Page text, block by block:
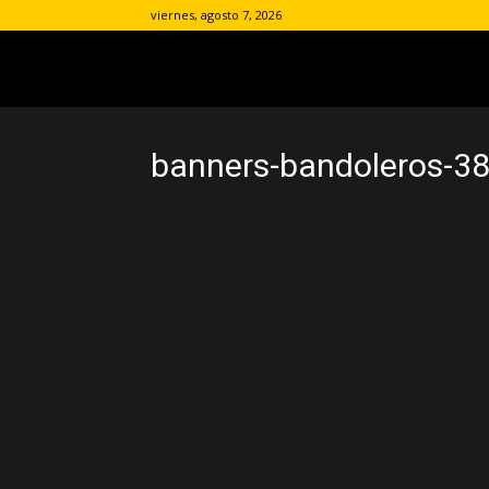
viernes, agosto 7, 2026
banners-bandoleros-